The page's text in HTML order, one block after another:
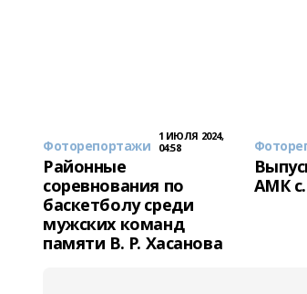
Фоторепортажи
1 ИЮЛЯ 2024,
04:58
Районные
соревнования по
баскетболу среди
мужских команд
памяти В. Р. Хасанова
АМК